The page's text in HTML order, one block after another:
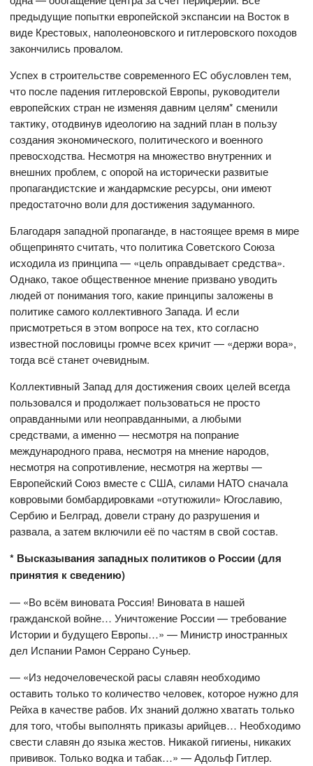
предыдущие попытки европейской экспансии на Восток в
виде Крестовых, наполеоновского и гитлеровского походов
закончились провалом.
Успех в строительстве современного ЕС обусловлен тем,
что после падения гитлеровской Европы, руководители
европейских стран не изменяя давним целям* сменили
тактику, отодвинув идеологию на задний план в пользу
создания экономического, политического и военного
превосходства. Несмотря на множество внутренних и
внешних проблем, с опорой на исторически развитые
пропагандистские и жандармские ресурсы, они имеют
предостаточно воли для достижения задуманного.
Благодаря западной пропаганде, в настоящее время в мире
общепринято считать, что политика Советского Союза
исходила из принципа — «цель оправдывает средства».
Однако, такое общественное мнение призвано уводить
людей от понимания того, какие принципы заложены в
политике самого коллективного Запада. И если
присмотреться в этом вопросе на тех, кто согласно
известной пословицы громче всех кричит — «держи вора»,
тогда всё станет очевидным.
Коллективный Запад для достижения своих целей всегда
пользовался и продолжает пользоваться не просто
оправданными или неоправданными, а любыми
средствами, а именно — несмотря на попрание
международного права, несмотря на мнение народов,
несмотря на сопротивление, несмотря на жертвы —
Европейский Союз вместе с США, силами НАТО сначала
ковровыми бомбардировками «отутюжили» Югославию,
Сербию и Белград, довели страну до разрушения и
развала, а затем включили её по частям в свой состав.
* Высказывания западных политиков о России (для
принятия к сведению)
— «Во всём виновата Россия! Виновата в нашей
гражданской войне… Уничтожение России — требование
Истории и будущего Европы…» — Министр иностранных
дел Испании Рамон Серрано Суньер.
— «Из недочеловеческой расы славян необходимо
оставить только то количество человек, которое нужно для
Рейха в качестве рабов. Их знаний должно хватать только
для того, чтобы выполнять приказы арийцев… Необходимо
свести славян до языка жестов. Никакой гигиены, никаких
прививок. Только водка и табак…» — Адольф Гитлер.